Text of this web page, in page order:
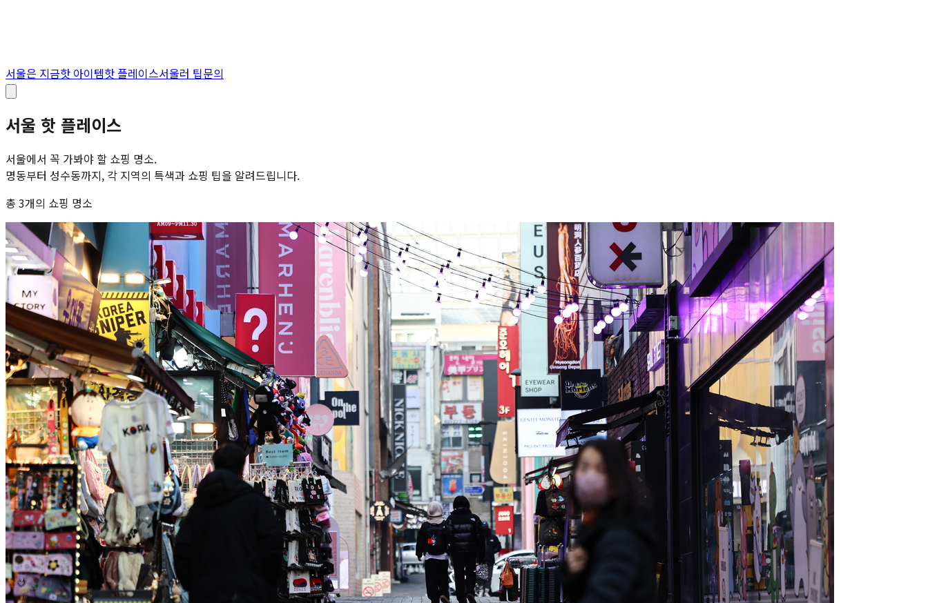
서울은 지금핫 아이템핫 플레이스서울러 팁문의
서울 핫 플레이스
서울에서 꼭 가봐야 할 쇼핑 명소.
명동부터 성수동까지, 각 지역의 특색과 쇼핑 팁을 알려드립니다.
총 3개의 쇼핑 명소